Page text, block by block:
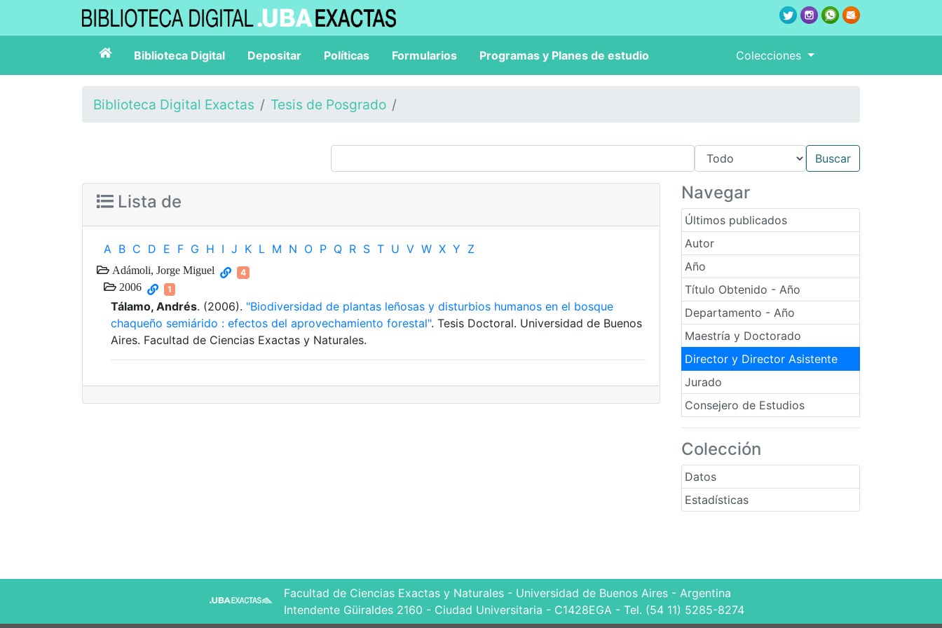
Biblioteca Digital Depositar Políticas Formularios Programas y Planes de estudio Colecciones
Biblioteca Digital Exactas Tesis de Posgrado
Navegar
Últimos publicados
Autor
Año
Título Obtenido - Año
Departamento - Año
Maestría y Doctorado
Director y Director Asistente
Jurado
Consejero de Estudios
Colección
Datos
Estadísticas
Lista de
A B C D E F G H I J K L M N O P Q R S T U V W X Y Z
Adámoli, Jorge Miguel 4
2006 1
Tálamo, Andrés. (2006). "Biodiversidad de plantas leñosas y disturbios humanos en el bosque
chaqueño semiárido : efectos del aprovechamiento forestal". Tesis Doctoral. Universidad de Buenos
Aires. Facultad de Ciencias Exactas y Naturales.
Facultad de Ciencias Exactas y Naturales - Universidad de Buenos Aires - Argentina
Intendente Güiraldes 2160 - Ciudad Universitaria - C1428EGA - Tel. (54 11) 5285-8274